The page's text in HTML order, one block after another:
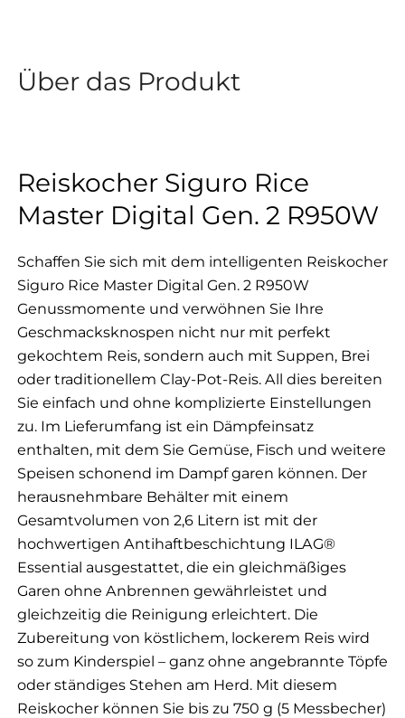
Über das Produkt
Reiskocher Siguro Rice
Master Digital Gen. 2 R950W
Schaffen Sie sich mit dem intelligenten Reiskocher
Siguro Rice Master Digital Gen. 2 R950W
Genussmomente und verwöhnen Sie Ihre
Geschmacksknospen nicht nur mit perfekt
gekochtem Reis, sondern auch mit Suppen, Brei
oder traditionellem Clay-Pot-Reis. All dies bereiten
Sie einfach und ohne komplizierte Einstellungen
zu. Im Lieferumfang ist ein Dämpfeinsatz
enthalten, mit dem Sie Gemüse, Fisch und weitere
Speisen schonend im Dampf garen können. Der
herausnehmbare Behälter mit einem
Gesamtvolumen von 2,6 Litern ist mit der
hochwertigen Antihaftbeschichtung ILAG®
Essential ausgestattet, die ein gleichmäßiges
Garen ohne Anbrennen gewährleistet und
gleichzeitig die Reinigung erleichtert. Die
Zubereitung von köstlichem, lockerem Reis wird
so zum Kinderspiel – ganz ohne angebrannte Töpfe
oder ständiges Stehen am Herd. Mit diesem
Reiskocher können Sie bis zu 750 g (5 Messbecher)